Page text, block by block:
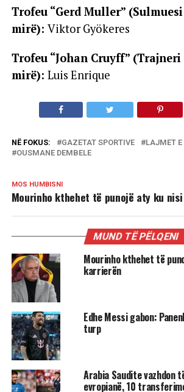
Trofeu “Gerd Muller”
mirë): Viktor Gyökeres
Trofeu “Johan Cruyff” (Trajneri
mirë): Luis Enrique
NË FOKUS: GAZETAT SPORTIVE
LAJMET
OUSMANE DEMBELE
MOS HUMBISNI
Mourinho kthehet të punojë aty ku
MUND TË PËLQENI
Mourinho kthehet të
karrierën
Edhe Messi gabon:
turp
Arabia Saudite vazhdon
evropianë, 10